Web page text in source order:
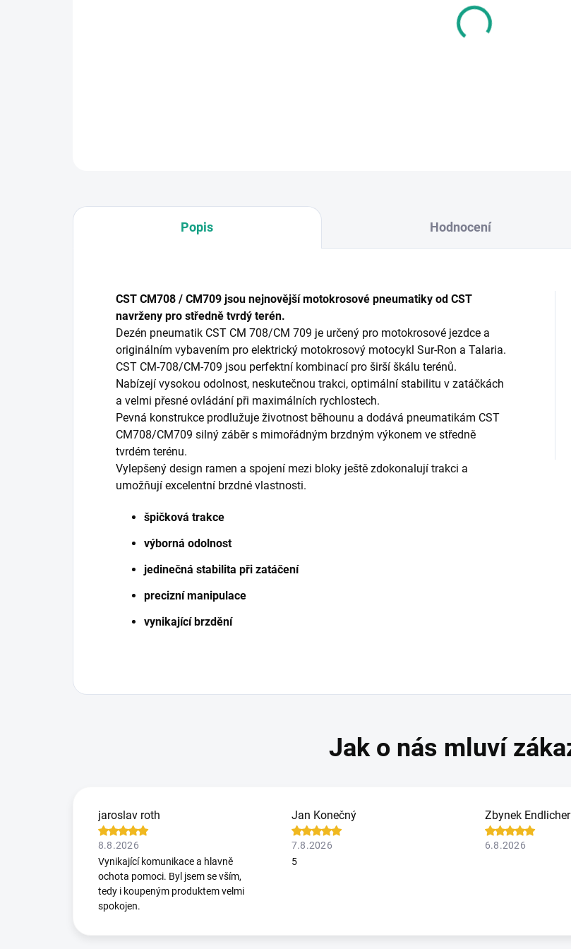
Popis Hodnocení
CST CM708 / CM709 jsou nejnovější motokrosové pneumatiky od CST
navrženy pro středně tvrdý terén.
Dezén pneumatik CST CM 708/CM 709 je určený pro motokrosové jezdce a
originálním vybavením pro elektrický motokrosový motocykl Sur-Ron a Talaria.
CST CM-708/CM-709 jsou perfektní kombinací pro širší škálu terénů.
Nabízejí vysokou odolnost, neskutečnou trakci, optimální stabilitu v zatáčkách
a velmi přesné ovládání při maximálních rychlostech.
Pevná konstrukce prodlužuje životnost běhounu a dodává pneumatikám CST
CM708/CM709 silný záběr s mimořádným brzdným výkonem ve středně
tvrdém terénu.
Vylepšený design ramen a spojení mezi bloky ještě zdokonalují trakci a
umožňují excelentní brzdné vlastnosti.
špičková trakce
výborná odolnost
jedinečná stabilita při zatáčení
precizní manipulace
vynikající brzdění
jaroslav roth
8.8.2026
Vynikající komunikace a hlavně
ochota pomoci. Byl jsem se vším,
tedy i koupeným produktem velmi
spokojen.
Jan Konečný
7.8.2026
5
Zbynek Endlicher
6.8.2026